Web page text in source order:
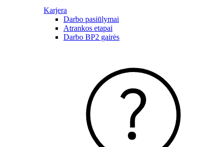
Karjera
Darbo pasiūlymai
Atrankos etapai
Darbo BP2 gairės